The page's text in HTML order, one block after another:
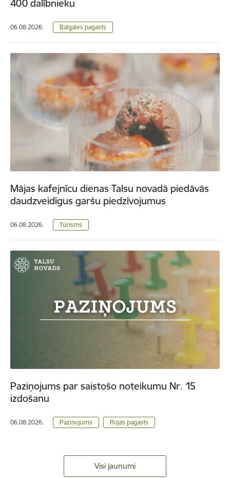
400 dalībnieku
06.08.2026. Balgales pagasts
Mājas kafejnīcu dienas Talsu novadā piedāvās
daudzveidīgus garšu piedzīvojumus
06.08.2026. Tūrisms
Paziņojums par saistošo noteikumu Nr. 15
izdošanu
06.08.2026. Paziņojums Rojas pagasts
Visi jaunumi